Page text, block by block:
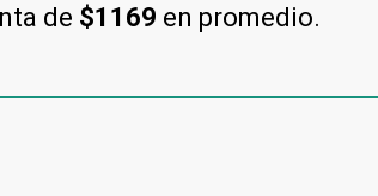
de $1169 en promedio.